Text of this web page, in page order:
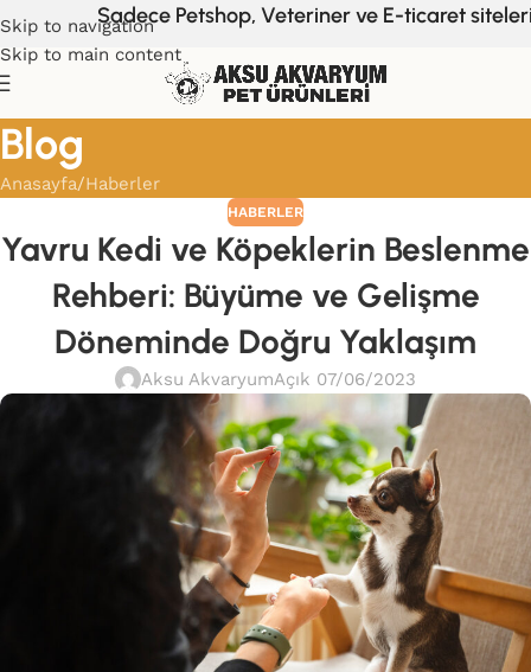
Skip to navigation
Skip to main content
Sadece Petshop, Veteriner ve E-ticaret
Blog
Anasayfa Haberler
HABERLER
Yavru Kedi ve Köpeklerin Beslenme
Rehberi: Büyüme ve Gelişme
Döneminde Doğru Yaklaşım
Aksu AkvaryumAçık 07/06/2023